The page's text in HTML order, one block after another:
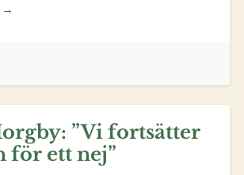
→
”Vi fortsätter
för ett nej”